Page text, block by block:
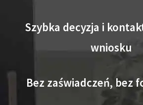
Szybka decyzja i
wniosku
Bez zaświadczeń, bez